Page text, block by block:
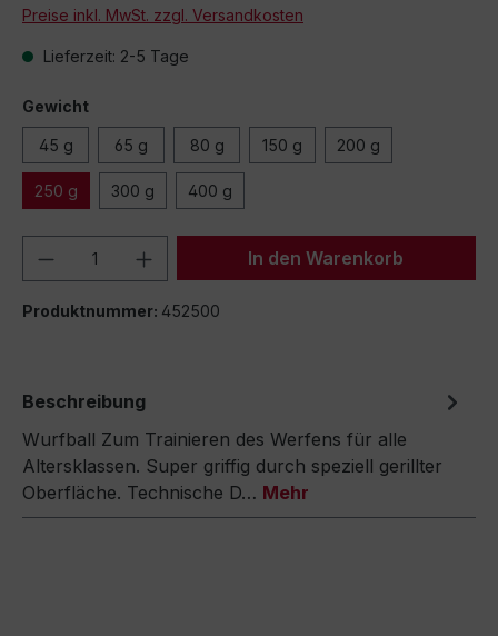
Preise inkl. MwSt. zzgl. Versandkosten
Lieferzeit: 2-5 Tage
Gewicht
45 g 65 g 80 g 150 g 200 g
250 g 300 g 400 g
Produkt Anzahl: Gib denIn den Warenkorb
Produktnummer: 452500
Beschreibung
Wurfball Zum Trainieren des Werfens für alle
Altersklassen. Super griffig durch speziell gerillter
Oberfläche. Technische D… Mehr